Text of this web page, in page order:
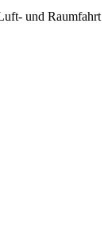
und Raumfahrt